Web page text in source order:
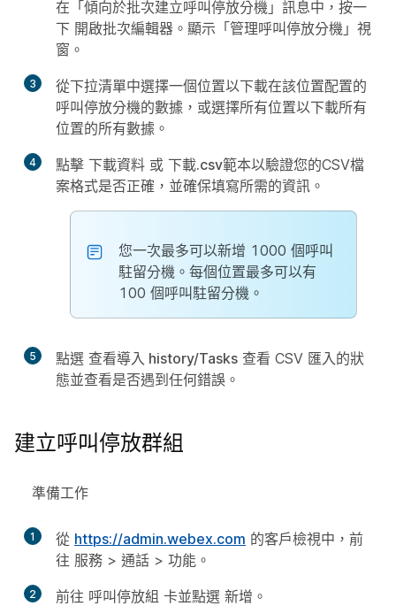
在「傾向於批次建立呼叫停放分機」訊息中，按一
下 開啟批次編輯器 。顯示「管理呼叫停放分機」視
窗。
3
從下拉清單中選擇一個位置以下載在該位置配置的
呼叫停放分機的數據，或選擇所有位置以下載所有
位置的所有數據。
4 點擊 下載資料 或 下載.csv範本以驗證您的CSV檔
案格式是否正確，並確保填寫所需的資訊。
您一次最多可以新增 1000 個呼叫
駐留分機。每個位置最多可以有
100 個呼叫駐留分機。
5 點選 查看導入 history/Tasks 查看 CSV 匯入的狀
態並查看是否遇到任何錯誤。
建立呼叫停放群組
準備工作
1 從 https://admin.webex.com 的客戶檢視中，前
往 服務 > 通話 > 功能 。
2 前往 呼叫停放組 卡並點選 新增 。